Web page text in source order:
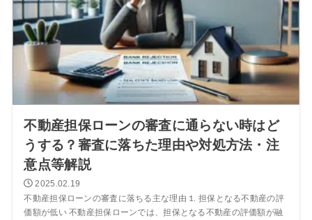
不動産担保ローンの審査に通らない時はど
うする？審査に落ちた理由や対処方法・注
意点等解説
2025.02.19
不動産担保ローンの審査に落ちる主な理由 1. 担保となる不動産の評
価額が低い 不動産担保ローンでは、担保となる不動産の評価額が融